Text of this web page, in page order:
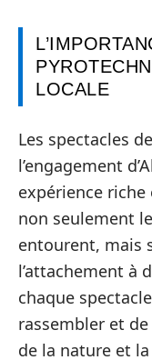
LOCALE
Les spectacles
l’engagement
expérience
non seulement
entourent, mais
l’attachement à
chaque
rassembler et
de la nature et